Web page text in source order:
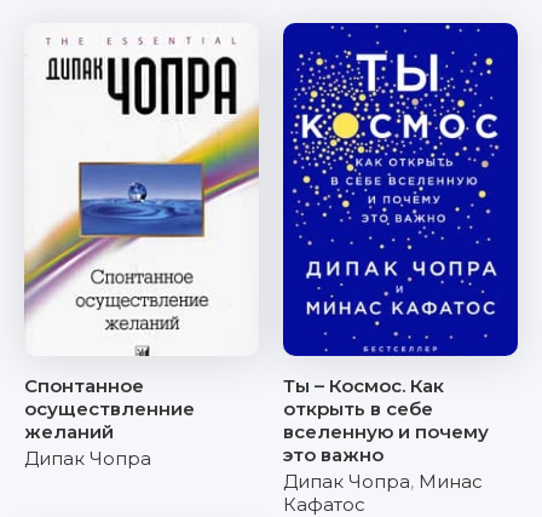
Спонтанное
осуществленние
желаний
Дипак Чопра
Ты – Космос. Как
открыть в себе
вселенную и почему
это важно
Дипак Чопра, Минас
Кафатос